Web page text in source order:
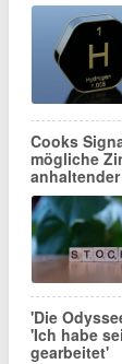
Cooks
mögliche
'Die
'Ich habe
gearbeitet'